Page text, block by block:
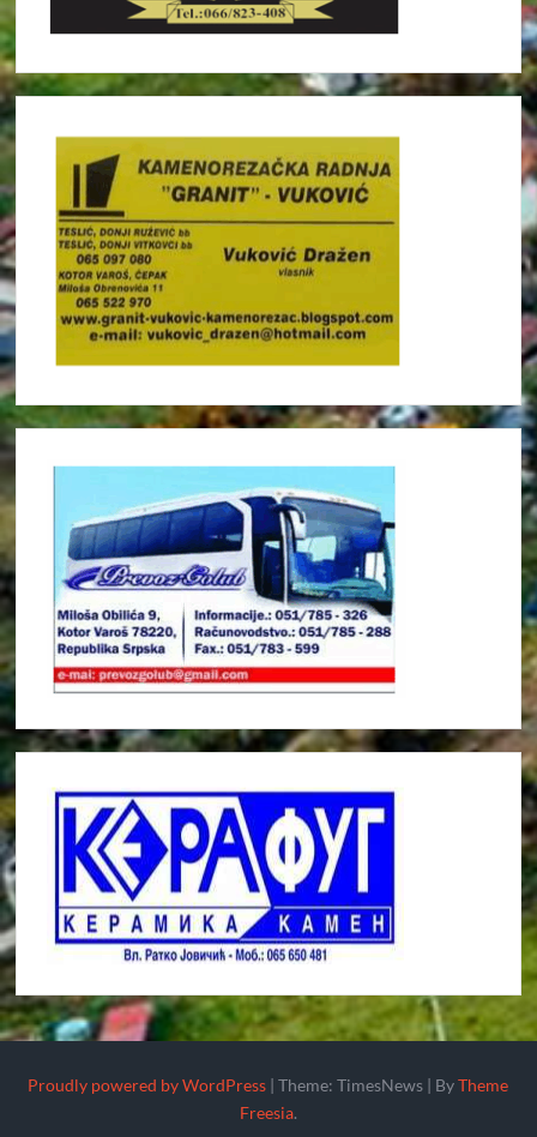
Proudly powered by WordPress |Theme: TimesNews | ByTheme
Freesia.